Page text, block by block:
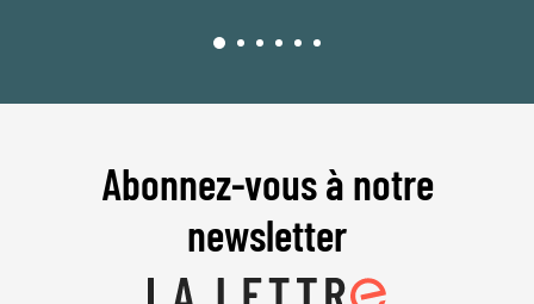
Abonnez-vous à notre
newsletter